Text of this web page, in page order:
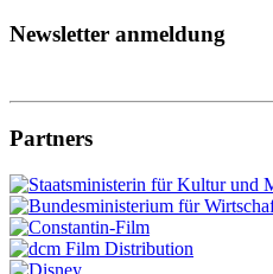
Newsletter anmeldung
Partners